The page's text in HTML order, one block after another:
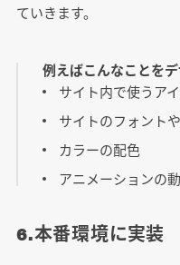
ていきます。
例えばこんなことを
サイト内で使うア
サイトのフォント
カラーの配色
アニメーションの
6.本番環境に実装